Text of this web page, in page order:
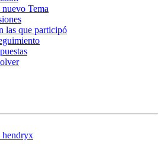
Tema
las que participó